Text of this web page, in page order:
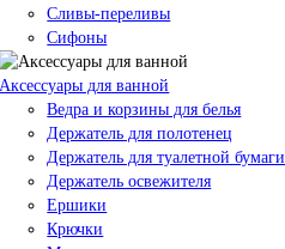
Сливы-переливы
Сифоны
Аксессуары для ванной
Ведра и корзины для белья
Держатель для полотенец
Держатель для туалетной бумаги
Держатель освежителя
Ершики
Крючки